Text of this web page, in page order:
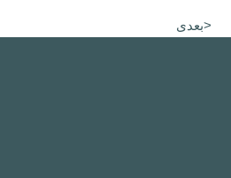
<بعدی